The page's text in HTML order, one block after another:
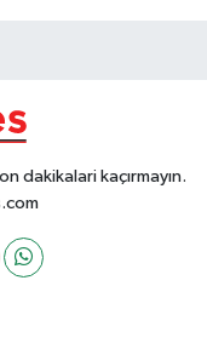
dakikalari kaçırmayın.